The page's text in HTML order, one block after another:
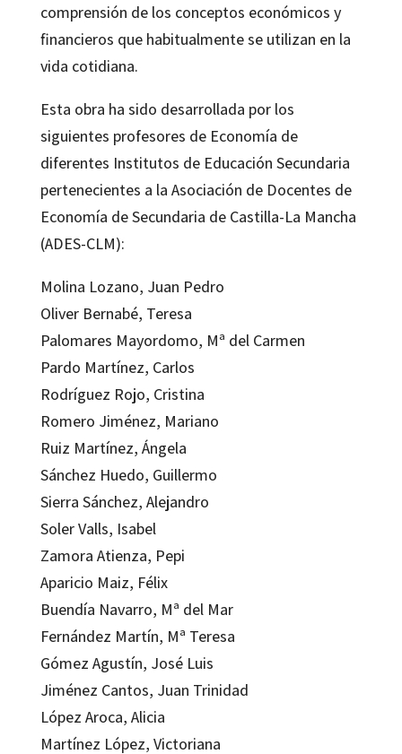
comprensión de los conceptos económicos y
financieros que habitualmente se utilizan en la
vida cotidiana.
Esta obra ha sido desarrollada por los
siguientes profesores de Economía de
diferentes Institutos de Educación Secundaria
pertenecientes a la Asociación de Docentes de
Economía de Secundaria de Castilla-La Mancha
(ADES-CLM):
Molina Lozano, Juan Pedro
Oliver Bernabé, Teresa
Palomares Mayordomo, Mª del Carmen
Pardo Martínez, Carlos
Rodríguez Rojo, Cristina
Romero Jiménez, Mariano
Ruiz Martínez, Ángela
Sánchez Huedo, Guillermo
Sierra Sánchez, Alejandro
Soler Valls, Isabel
Zamora Atienza, Pepi
Aparicio Maiz, Félix
Buendía Navarro, Mª del Mar
Fernández Martín, Mª Teresa
Gómez Agustín, José Luis
Jiménez Cantos, Juan Trinidad
López Aroca, Alicia
Martínez López, Victoriana